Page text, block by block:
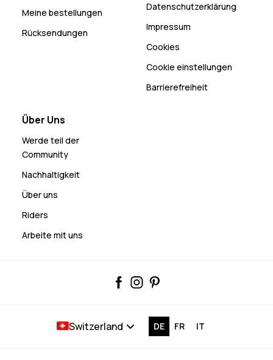
Meine bestellungen
Rücksendungen
Datenschutzerklärung
Impressum
Cookies
Cookie einstellungen
Barrierefreiheit
Über Uns
Werde teil der
Community
Nachhaltigkeit
Über uns
Riders
Arbeite mit uns
DE FR IT
Switzerland